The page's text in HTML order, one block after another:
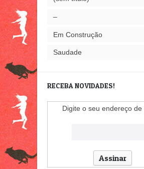
–
Em Construção
Saudade
RECEBA NOVIDADES!
Digite o seu endereço de